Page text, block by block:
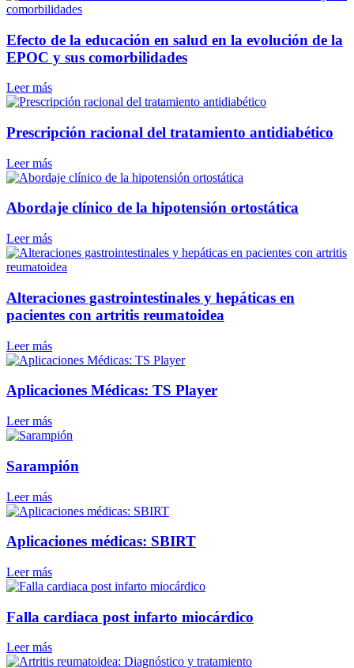
Efecto de la educación en salud en la evolución de la
EPOC y sus comorbilidades
Leer más
Prescripción racional del tratamiento antidiabético
Leer más
Abordaje clínico de la hipotensión ortostática
Leer más
Alteraciones gastrointestinales y hepáticas en
pacientes con artritis reumatoidea
Leer más
Aplicaciones Médicas: TS Player
Leer más
Sarampión
Leer más
Aplicaciones médicas: SBIRT
Leer más
Falla cardiaca post infarto miocárdico
Leer más